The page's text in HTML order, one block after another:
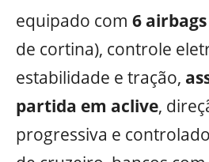
equipado com 6 airbags
de cortina), controle
estabilidade e tração,
partida em aclive,
progressiva e